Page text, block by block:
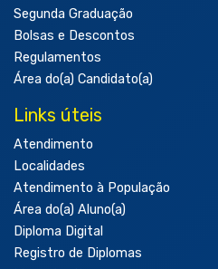
Segunda Graduação
Bolsas e Descontos
Regulamentos
Área do(a) Candidato(a)
Links úteis
Atendimento
Localidades
Atendimento à População
Área do(a) Aluno(a)
Diploma Digital
Registro de Diplomas